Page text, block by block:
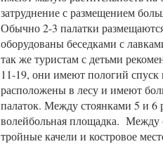
затруднение с размещением
Обычно 2-3 палатки
оборудованы беседками с
так же туристам с детьми
11-19, они имеют пологий спуск
расположены в лесу и имеют
палаток. Между стоянками 5 и 6
волейбольная площадка. Между
тройные качели и костровое